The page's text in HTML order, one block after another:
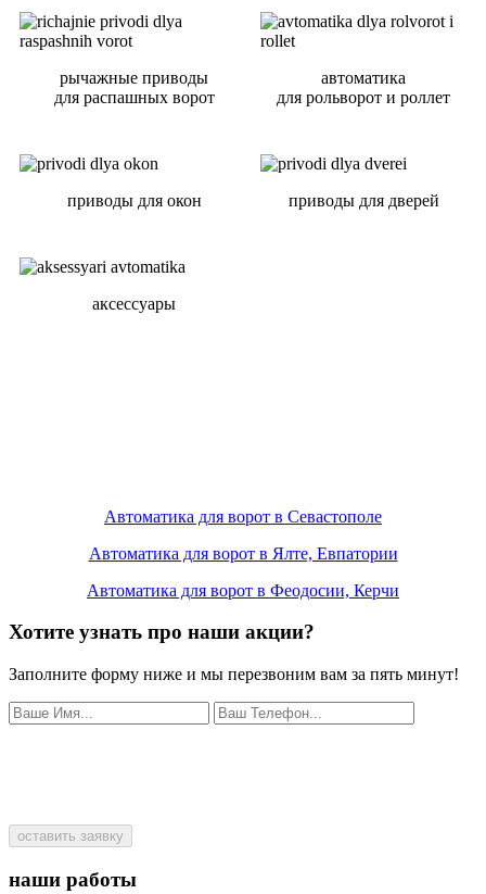
рычажные приводы
для распашных ворот
автоматика
для рольворот и роллет
приводы для окон приводы для дверей
аксессуары
Автоматика для ворот в Севастополе
Автоматика для ворот в Ялте, Евпатории
Автоматика для ворот в Феодосии, Керчи
Хотите узнать про наши акции?
Заполните форму ниже и мы перезвоним вам за пять минут!
оставить заявку
наши работы